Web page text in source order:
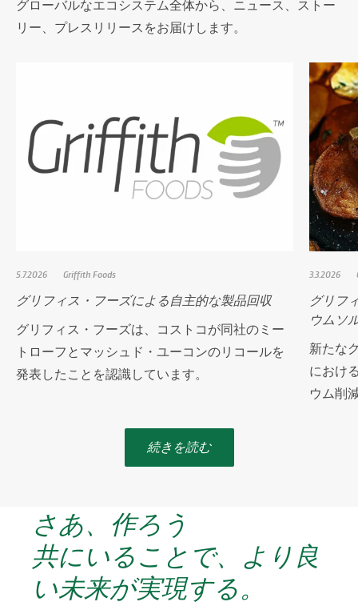
グローバルなエコシステム全体から、ニュース、ストー
リー、プレスリリースをお届けします。
5.7.2026 Griffith Foods
グリフィス・フーズによる自主的な製品回収
グリフィス・フーズは、コストコが同社のミー
トローフとマッシュド・ユーコンのリコールを
発表したことを認識しています。
3.3.2026
グリフ
ウムソ
新たな
におけ
ウム削
続きを読む
さあ、作ろう
共にいることで、より良
い未来が実現する。